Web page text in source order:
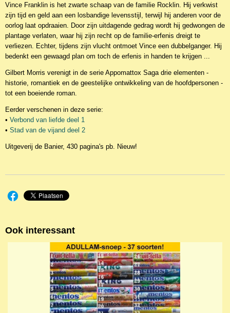
Vince Franklin is het zwarte schaap van de familie Rocklin. Hij verkwist
zijn tijd en geld aan een losbandige levensstijl, terwijl hij anderen voor de
oorlog laat opdraaien. Door zijn uitdagende gedrag wordt hij gedwongen de
plantage verlaten, waar hij zijn recht op de familie-erfenis dreigt te
verliezen. Echter, tijdens zijn vlucht ontmoet Vince een dubbelganger. Hij
bedenkt een gewaagd plan om toch de erfenis in handen te krijgen ...
Gilbert Morris verenigt in de serie Appomattox Saga drie elementen -
historie, romantiek en de geestelijke ontwikkeling van de hoofdpersonen -
tot een boeiende roman.
Eerder verschenen in deze serie:
• Verbond van liefde deel 1
• Stad van de vijand deel 2
Uitgeverij de Banier, 430 pagina's pb. Nieuw!
Ook interessant